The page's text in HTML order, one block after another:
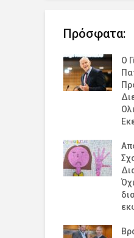
Πρόσφατα:
Ο